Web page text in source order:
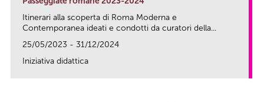
Itinerari alla scoperta di Roma Moderna e
Contemporanea ideati e condotti da curatori della...
25/05/2023 - 31/12/2024
Iniziativa didattica